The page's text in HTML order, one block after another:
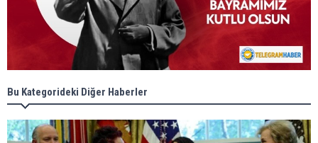
Bu Kategorideki Diğer Haberler